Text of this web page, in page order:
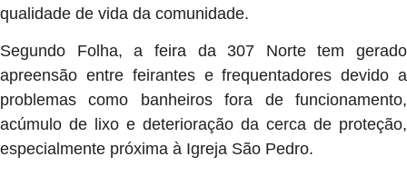
qualidade de vida da comunidade.
Segundo Folha, a feira da 307 Norte tem gerado
apreensão entre feirantes e frequentadores devido a
problemas como banheiros fora de funcionamento,
acúmulo de lixo e deterioração da cerca de proteção,
especialmente próxima à Igreja São Pedro.